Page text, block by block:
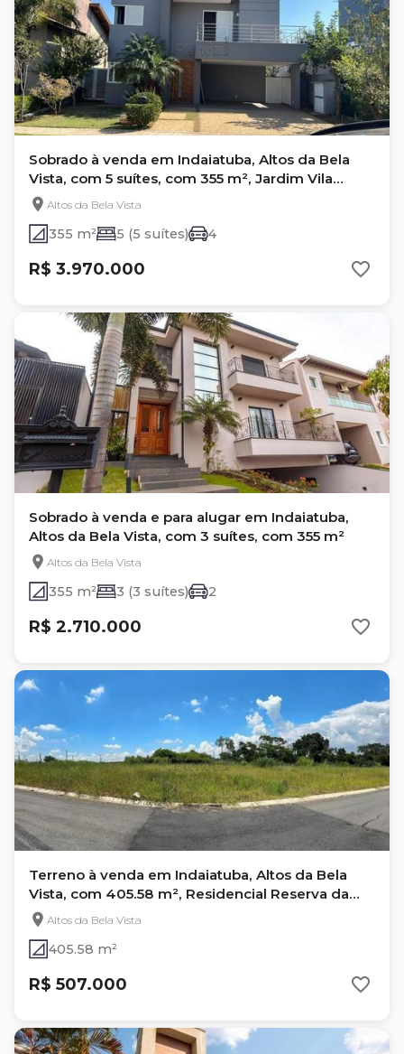
Sobrado à venda em Indaiatuba, Altos da Bela
Vista, com 5 suítes, com 355 m², Jardim Vila
Paradiso
Altos da Bela Vista
355 m² 5 (5 suítes) 4
R$ 3.970.000
Sobrado à venda e para alugar em Indaiatuba,
Altos da Bela Vista, com 3 suítes, com 355 m²
Altos da Bela Vista
355 m² 3 (3 suítes) 2
R$ 2.710.000
Terreno à venda em Indaiatuba, Altos da Bela
Vista, com 405.58 m², Residencial Reserva da
ColinaAltos da Bela Vista
405.58 m²
R$ 507.000